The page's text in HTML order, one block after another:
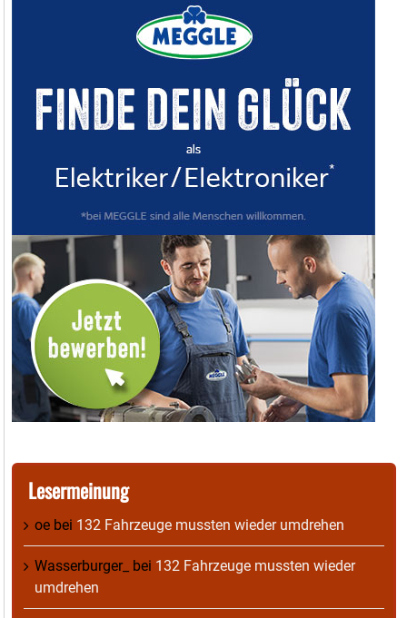
Lesermeinung
oe bei 132 Fahrzeuge mussten wieder umdrehen
Wasserburger_ bei 132 Fahrzeuge mussten wieder
umdrehen